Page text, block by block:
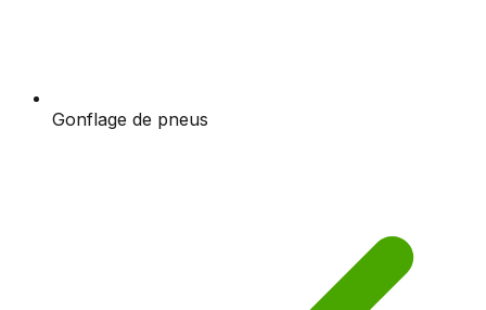
Gonflage de pneus